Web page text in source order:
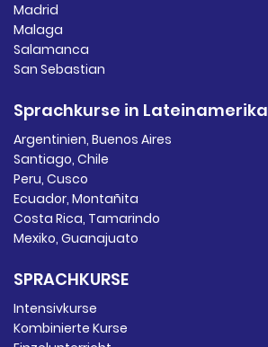
Madrid
Malaga
Salamanca
San Sebastian
Sprachkurse in Lateinamerika
Argentinien, Buenos Aires
Santiago, Chile
Peru, Cusco
Ecuador, Montañita
Costa Rica, Tamarindo
Mexiko, Guanajuato
SPRACHKURSE
Intensivkurse
Kombinierte Kurse